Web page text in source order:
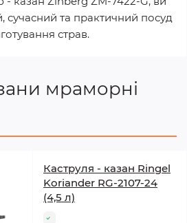
сучасний та практичний посуд
страв.
мраморні
Каструля - казан Ringel
Koriander RG-2107-24
(4,5 л)